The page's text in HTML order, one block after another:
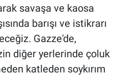
savaşa ve kaosa
barışı ve istikrarı
Gazze'de,
diğer yerlerinde çoluk
katleden soykırım